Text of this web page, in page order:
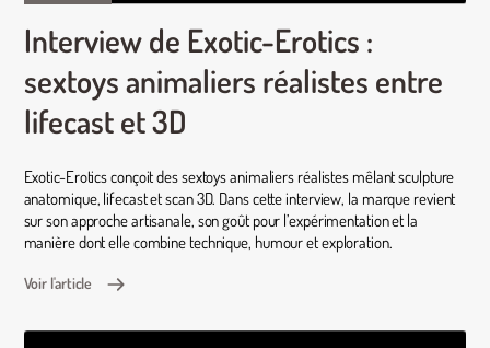
Interview de Exotic-Erotics :
sextoys animaliers réalistes entre
lifecast et 3D
Exotic-Erotics conçoit des sextoys animaliers réalistes mêlant sculpture
anatomique, lifecast et scan 3D. Dans cette interview, la marque revient
sur son approche artisanale, son goût pour l’expérimentation et la
manière dont elle combine technique, humour et exploration.
Voir l'article